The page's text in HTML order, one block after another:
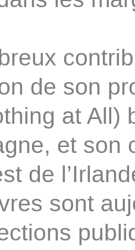
de son
at All)
et son
de
sont